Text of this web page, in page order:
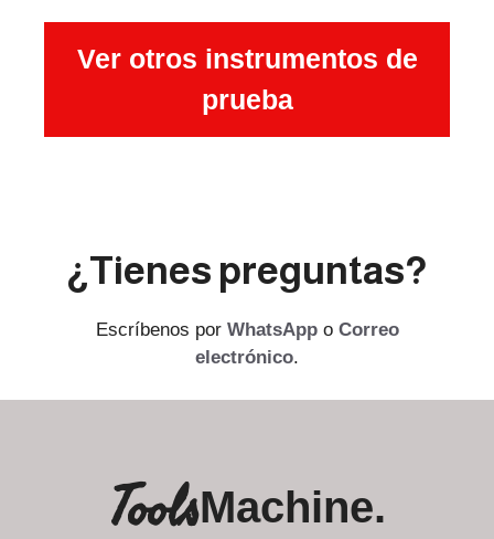
Ver otros instrumentos de
prueba
¿Tienes preguntas?
Escríbenos por WhatsAppo Correo
electrónico.
ToolsMachine.